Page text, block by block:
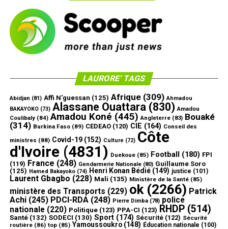
LAURORE’ TAGS
Abidjan (81) Affi N'guessan (125) Afrique(309) Ahmadou
BAKAYOKO(73) Alassane Ouattara (830) Amadou
Coulibaly(84) Amadou Koné (445) Angleterre(83) Bouaké
(314) Burkina Faso(89) CEDEAO(120) CIE (164) Conseil des
ministres (88) Covid-19(152) Culture (72) Côte
d'Ivoire(4831) Duekoue(85) Football (180) FPI
(119) France (248) Gendarmerie Nationale(80) Guillaume Soro
(125) Hamed Bakayoko(74) Henri Konan Bédié(149) justice (101)
Laurent Gbagbo (228) Mali (135) Ministère de la Santé(85)
ministère des Transports (229) ok(2266) Patrick
Achi(245) PDCI-RDA(248) Pierre Dimba(78) police
nationale(220) Politique(123) PPA-CI (123) RHDP(514)
Santé(132) SODECI (130) Sport(174) Sécurité(122) Sécurité
routière(86) top(85) Yamoussoukro(148) Éducation nationale (100)